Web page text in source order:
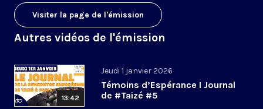
Visiter la page de l'émission
Autres vidéos de l'émission
13:42
Jeudi 1 janvier 2026
Témoins d’Espérance I Journal
de #Taizé #5